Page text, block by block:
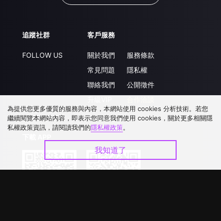
追蹤社群
FOLLOW US
客戶服務
關於我們
常見問題
聯絡我們
服務條款
隱私權
公開徵件
為提供您更多優質的服務與內容，本網站使用 cookies 分析技術。若您
繼續閱覽本網站內容，即表示您同意我們使用 cookies，關於更多相關隱
私權政策資訊，請閱讀我們的隱私權政策。
我知道了